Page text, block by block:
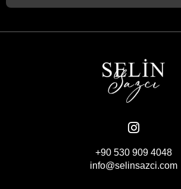
+90 530 909 4048
info@selinsazci.com